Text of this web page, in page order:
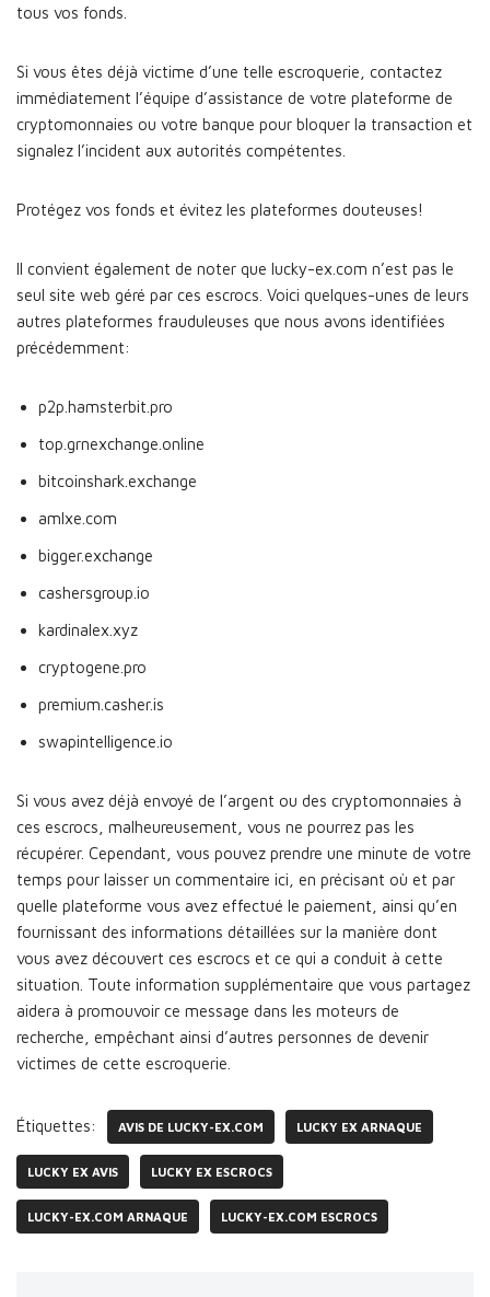
tous vos fonds.
Si vous êtes déjà victime d’une telle escroquerie, contactez
immédiatement l’équipe d’assistance de votre plateforme de
cryptomonnaies ou votre banque pour bloquer la transaction et
signalez l’incident aux autorités compétentes.
Protégez vos fonds et évitez les plateformes douteuses!
Il convient également de noter que lucky-ex.com n’est pas le
seul site web géré par ces escrocs. Voici quelques-unes de leurs
autres plateformes frauduleuses que nous avons identifiées
précédemment:
p2p.hamsterbit.pro
top.grnexchange.online
bitcoinshark.exchange
amlxe.com
bigger.exchange
cashersgroup.io
kardinalex.xyz
cryptogene.pro
premium.casher.is
swapintelligence.io
Si vous avez déjà envoyé de l’argent ou des cryptomonnaies à
ces escrocs, malheureusement, vous ne pourrez pas les
récupérer. Cependant, vous pouvez prendre une minute de votre
temps pour laisser un commentaire ici, en précisant où et par
quelle plateforme vous avez effectué le paiement, ainsi qu’en
fournissant des informations détaillées sur la manière dont
vous avez découvert ces escrocs et ce qui a conduit à cette
situation. Toute information supplémentaire que vous partagez
aidera à promouvoir ce message dans les moteurs de
recherche, empêchant ainsi d’autres personnes de devenir
victimes de cette escroquerie.
Étiquettes: AVIS DE LUCKY-EX.COM LUCKY EX ARNAQUE
LUCKY EX AVIS LUCKY EX ESCROCS
LUCKY-EX.COM ARNAQUE LUCKY-EX.COM ESCROCS